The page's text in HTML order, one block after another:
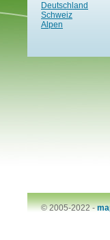
Deutschland
Schweiz
Alpen
© 2005-2022 -